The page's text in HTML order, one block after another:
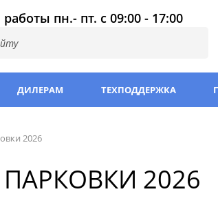
пн.- пт. с 09:00 - 17:00
ДИЛЕРАМ ТЕХПОДДЕРЖКА
2026
2026